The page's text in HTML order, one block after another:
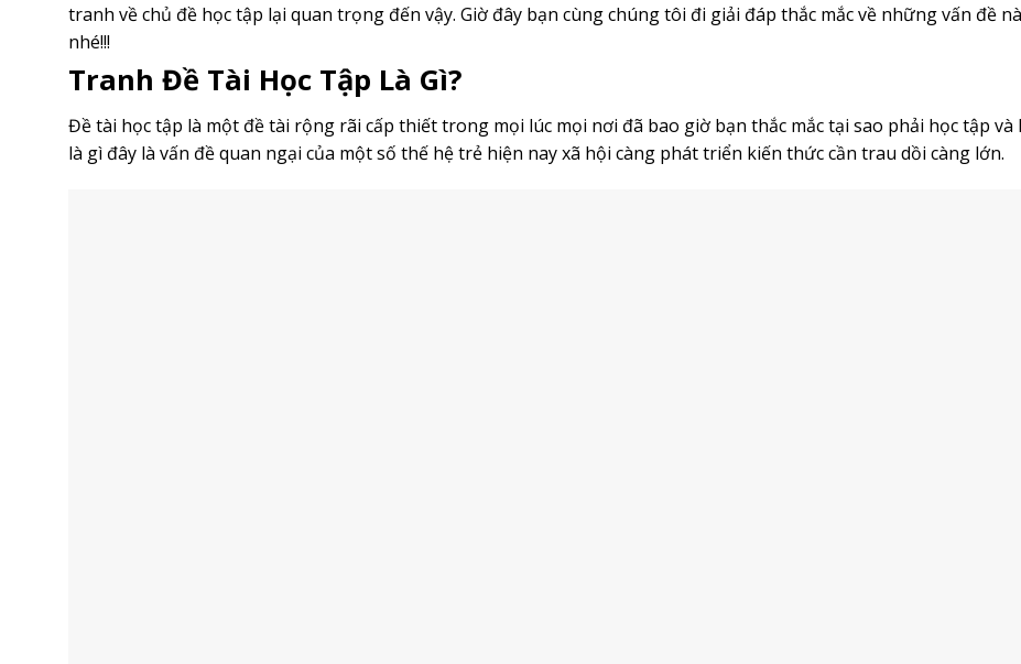
tranh về chủ đề học tập lại quan trọng đến vậy. Giờ đây bạn cùng chúng tôi đi giải đáp thắc mắc về những vấn đề
nhé!!!
Tranh Đề Tài Học Tập Là Gì?
Đề tài học tập là một đề tài rộng rãi cấp thiết trong mọi lúc mọi nơi đã bao giờ bạn thắc mắc tại sao phải học tập và
là gì đây là vấn đề quan ngại của một số thế hệ trẻ hiện nay xã hội càng phát triển kiến thức cần trau dồi càng lớn.